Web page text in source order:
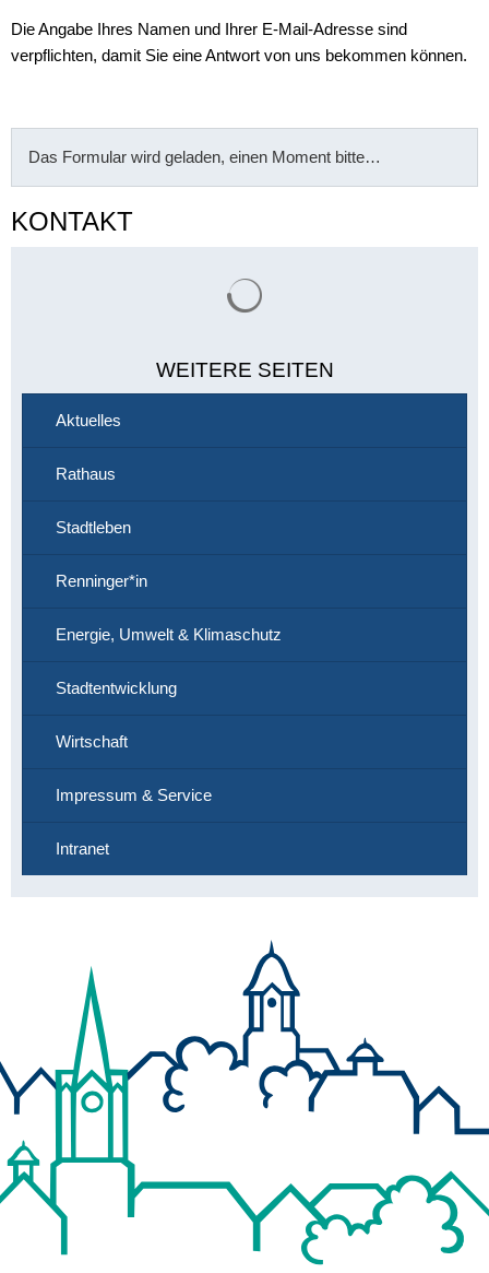
Die Angabe Ihres Namen und Ihrer E-Mail-Adresse sind
verpflichten, damit Sie eine Antwort von uns bekommen können.
Das Formular wird geladen, einen Moment bitte…
KONTAKT
WEITERE SEITEN
Aktuelles
Rathaus
Stadtleben
Renninger*in
Energie, Umwelt & Klimaschutz
Stadtentwicklung
Wirtschaft
Impressum & Service
Intranet